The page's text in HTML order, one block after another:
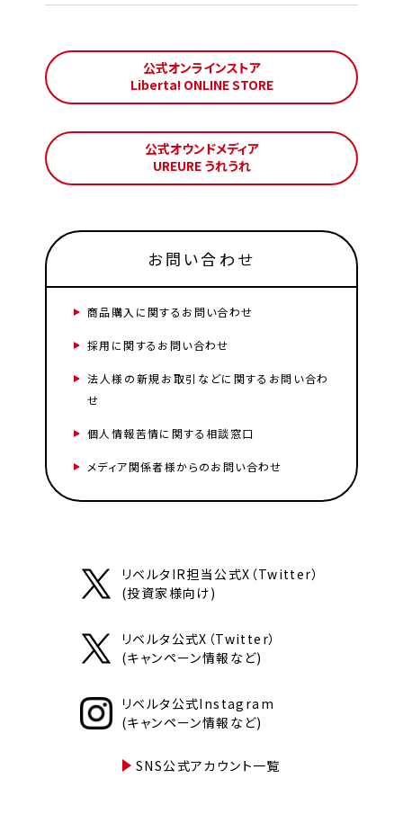
公式オンラインストア
Liberta! ONLINE STORE
公式オウンドメディア
UREURE うれうれ
お問い合わせ
商品購入に関するお問い合わせ
採用に関するお問い合わせ
法人様の新規お取引などに関するお問い合わ
せ
個人情報苦情に関する相談窓口
メディア関係者様からのお問い合わせ
リベルタIR担当公式X（Twitter）
(投資家様向け)
リベルタ公式X（Twitter）
(キャンペーン情報など)
リベルタ公式Instagram
(キャンペーン情報など)
SNS公式アカウント一覧